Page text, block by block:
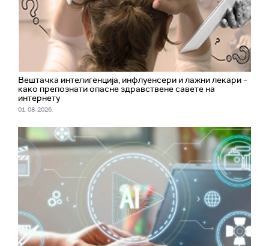
Вештачка интелигенција, инфлуенсери и лажни лекари –
како препознати опасне здравствене савете на
интернету
01. 08. 2026.